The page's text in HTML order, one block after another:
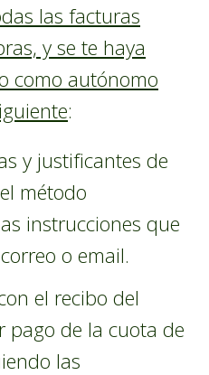
las facturas
y se te haya
como autónomo
:
y justificantes de
método
instrucciones que
o email.
el recibo del
pago de la cuota de
las